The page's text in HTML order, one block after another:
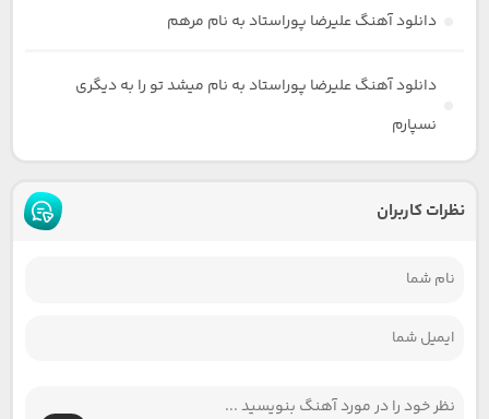
دانلود آهنگ علیرضا پوراستاد به نام مرهم
دانلود آهنگ علیرضا پوراستاد به نام میشد تو را به دیگری
نسپارم
نظرات کاربران